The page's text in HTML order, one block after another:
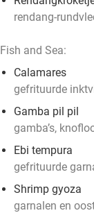
rendang-
Fish and Sea:
Calamares
gefrituurde
Gamba pil pil
gamba’s,
Ebi tempura
gefrituurde
Shrimp gyoza
garnalen en